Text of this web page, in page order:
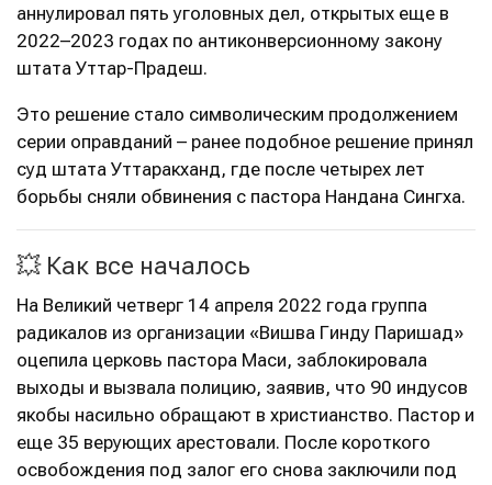
аннулировал пять уголовных дел, открытых еще в
2022–2023 годах по антиконверсионному закону
штата Уттар-Прадеш.
Это решение стало символическим продолжением
серии оправданий – ранее подобное решение принял
суд штата Уттаракханд, где после четырех лет
борьбы сняли обвинения с пастора Нандана Сингха.
💥 Как все началось
На Великий четверг 14 апреля 2022 года группа
радикалов из организации «Вишва Гинду Паришад»
оцепила церковь пастора Маси, заблокировала
выходы и вызвала полицию, заявив, что 90 индусов
якобы насильно обращают в христианство. Пастор и
еще 35 верующих арестовали. После короткого
освобождения под залог его снова заключили под